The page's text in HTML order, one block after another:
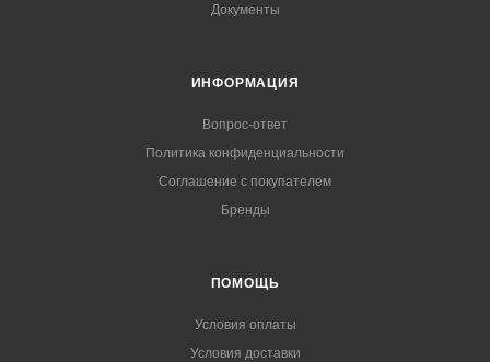
Документы
ИНФОРМАЦИЯ
Вопрос-ответ
Политика конфиденциальности
Соглашение с покупателем
Бренды
ПОМОЩЬ
Условия оплаты
Условия доставки